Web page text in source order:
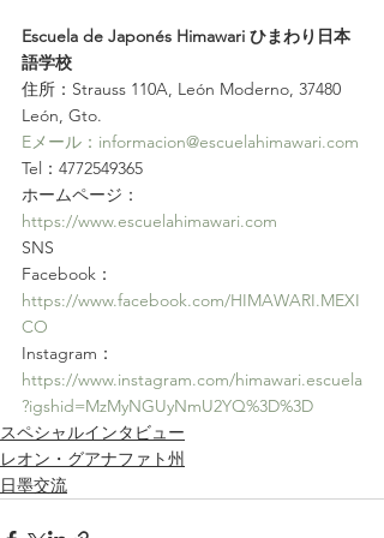
Escuela de Japonés Himawari ひまわり日本
語学校
住所：Strauss 110A, León Moderno, 37480
León, Gto.
Eメール：informacion@escuelahimawari.com
Tel：4772549365
ホームページ：
https://www.escuelahimawari.com
SNS
Facebook：
https://www.facebook.com/HIMAWARI.MEXI
CO
Instagram：
https://www.instagram.com/himawari.escuela
?igshid=MzMyNGUyNmU2YQ%3D%3D
スペシャルインタビュー
レオン・グアナファト州
日墨交流